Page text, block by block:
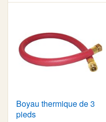
Boyau thermique de 3
pieds